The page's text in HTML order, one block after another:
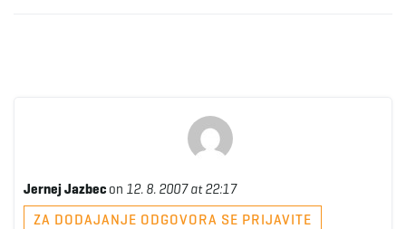
Jernej Jazbec on 12. 8. 2007 at 22:17
ZA DODAJANJE ODGOVORA SE PRIJAVITE